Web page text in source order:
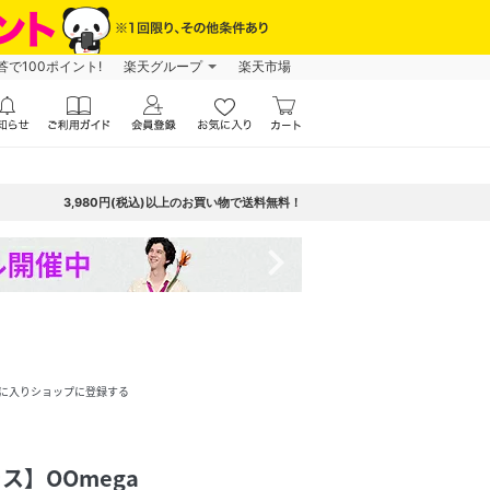
で100ポイント! 楽天グループ 楽天市場
3,980円(税込)以上のお買い物で送料無料！
入りショップに登録する
ス】OOmega